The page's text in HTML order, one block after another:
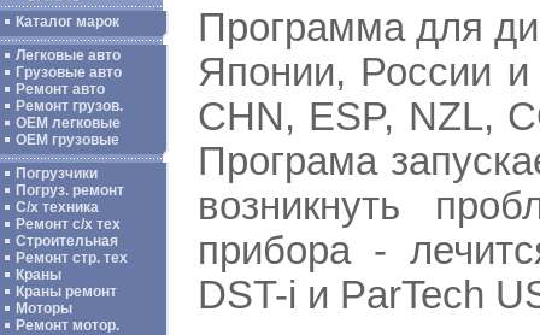
Каталог марок
Легковые авто
Грузовые авто
Ремонт авто
Ремонт грузов.
ОЕМ легковые
OEM грузовые
Погрузчики
Погруз. ремонт
С/х техника
Ремонт с/х тех
Строительная
Ремонт стр. тех
Краны
Краны ремонт
Моторы
Ремонт мотор.
Программа для
Японии, России
CHN, ESP, NZL,
Програма
возникнуть
прибора -
DST-i и ParTech